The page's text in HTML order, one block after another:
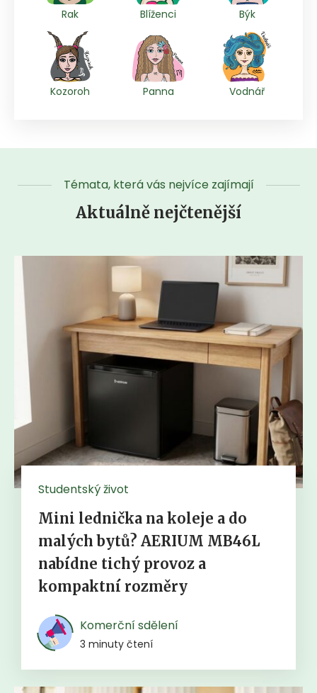
Rak Blíženci Býk
Kozoroh Panna Vodnář
Témata, která vás nejvíce zajímají
Aktuálně nejčtenější
Studentský život
Mini lednička na koleje a do
malých bytů? AERIUM MB46L
nabídne tichý provoz a
kompaktní rozměry
Komerční sdělení
3 minuty čtení